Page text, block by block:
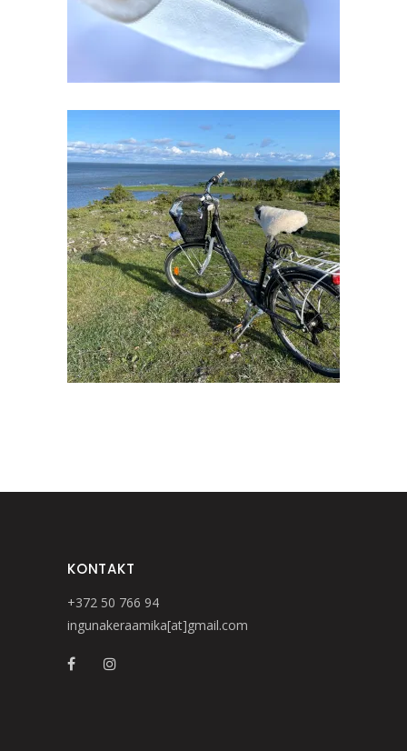
SADULA KRANTS
€22.00
KONTAKT
+372 50 766 94
ingunakeraamika[at]gmail.com